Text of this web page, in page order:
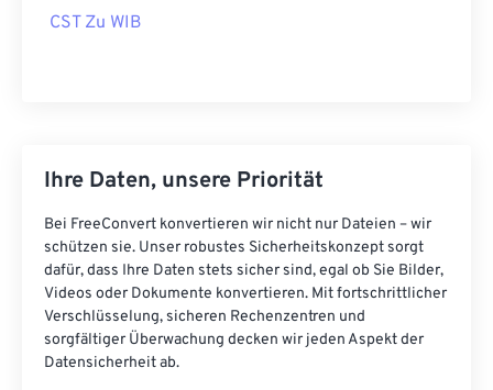
CST Zu WIB
Ihre Daten, unsere Priorität
Bei FreeConvert konvertieren wir nicht nur Dateien – wir
schützen sie. Unser robustes Sicherheitskonzept sorgt
dafür, dass Ihre Daten stets sicher sind, egal ob Sie Bilder,
Videos oder Dokumente konvertieren. Mit fortschrittlicher
Verschlüsselung, sicheren Rechenzentren und
sorgfältiger Überwachung decken wir jeden Aspekt der
Datensicherheit ab.